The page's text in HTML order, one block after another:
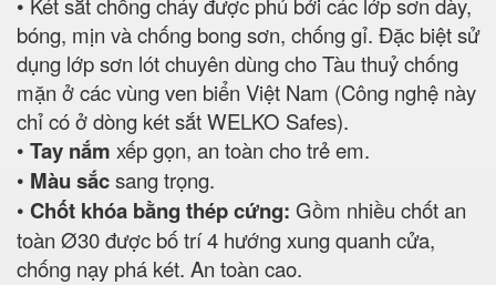
bóng, mịn và chống bong sơn, chống gỉ. Đặc biệt sử
dụng lớp sơn lót chuyên dùng cho Tàu thuỷ chống
mặn ở các vùng ven biển Việt Nam (Công nghệ này
chỉ có ở dòng két sắt WELKO Safes).
• Tay nắm xếp gọn, an toàn cho trẻ em.
• Màu sắcsang trọng.
• Chốt khóa bằng thép cứng: Gồm nhiều chốt an
toàn Ø30 được bố trí 4 hướng xung quanh cửa,
chống nạy phá két. An toàn cao.